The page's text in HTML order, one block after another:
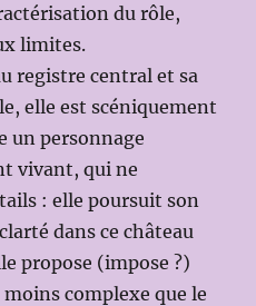
du rôle,
limites.
registre central et sa
elle est scéniquement
un personnage
vivant, qui ne
: elle poursuit son
dans ce château
propose (impose ?)
complexe que le